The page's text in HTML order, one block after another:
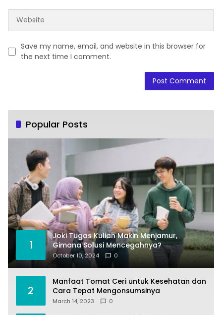
Save my name, email, and website in this browser for
the next time I comment.
Popular Posts
1
Joki Tugas Kuliah Makin Menjamur,
Gimana Solusi Mencegahnya?
October 10, 2024 0
2
Manfaat Tomat Ceri untuk Kesehatan dan
Cara Tepat Mengonsumsinya
March 14, 2023 0